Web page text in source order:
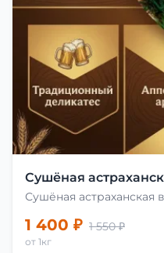
Сушёная
Сушёная астраханская
1 400 ₽ 1 550 ₽
от 1кг